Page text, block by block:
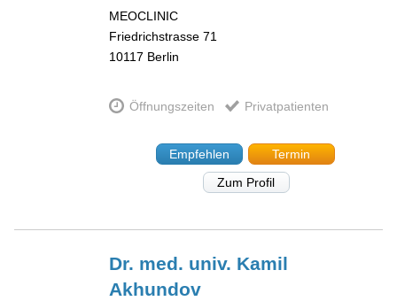
MEOCLINIC
Friedrichstrasse 71
10117 Berlin
Öffnungszeiten Privatpatienten
Empfehlen
Termin
Zum Profil
Dr. med. univ. Kamil
Akhundov